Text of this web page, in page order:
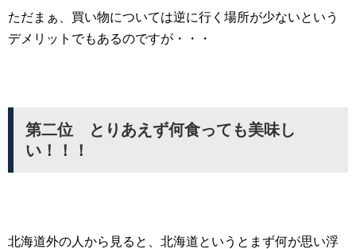
ただまぁ、買い物については逆に行く場所が少ないという
デメリットでもあるのですが・・・
第二位 とりあえず何食っても美味し
い！！！
北海道外の人から見ると、北海道というとまず何が思い浮